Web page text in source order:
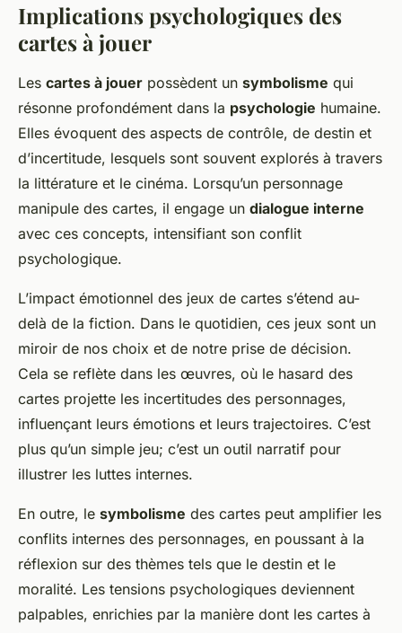
Implications psychologiques des
cartes à jouer
Les cartes à jouer possèdent un symbolisme qui
résonne profondément dans la psychologie humaine.
Elles évoquent des aspects de contrôle, de destin et
d’incertitude, lesquels sont souvent explorés à travers
la littérature et le cinéma. Lorsqu’un personnage
manipule des cartes, il engage un dialogue interne
avec ces concepts, intensifiant son conflit
psychologique.
L’impact émotionnel des jeux de cartes s’étend au-
delà de la fiction. Dans le quotidien, ces jeux sont un
miroir de nos choix et de notre prise de décision.
Cela se reflète dans les œuvres, où le hasard des
cartes projette les incertitudes des personnages,
influençant leurs émotions et leurs trajectoires. C’est
plus qu’un simple jeu; c’est un outil narratif pour
illustrer les luttes internes.
En outre, le symbolisme des cartes peut amplifier les
conflits internes des personnages, en poussant à la
réflexion sur des thèmes tels que le destin et le
moralité. Les tensions psychologiques deviennent
palpables, enrichies par la manière dont les cartes à